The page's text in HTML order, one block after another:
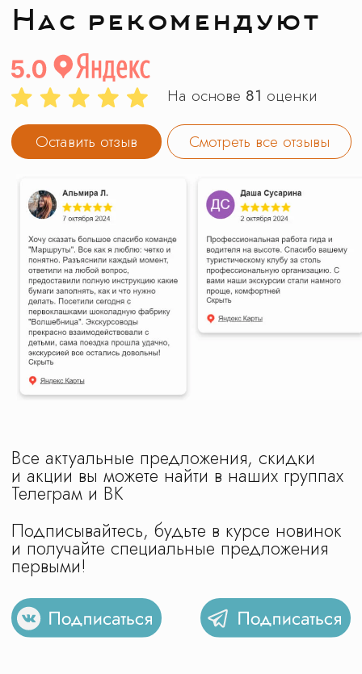
Обращаем ваше внимание на то, что вся
представленная на сайте информация носит
публичной офертой определяемой
положениями Статьи 437(2) Гражданского
кодекса Российской Федерации.
согласие на обработку файлов cookie,
пользовательских данных в целях
функционирования сайта. Если вы не хотите,
чтобы ваши данные обрабатывались, покиньте
сайт.
ООО КЛУБ ПУТЕШЕСТВИЙ «МАРШРУТЫ»
Российская Федерация, 140 000,
МОСКОВСКАЯ ОБЛ, Г ЛЮБЕРЦЫ,
УЛ КОТЕЛЬНИЧЕСКАЯ, дом 18, КОМ 14
ИНН: 5 027 309 388 / КПП: 502 701 001 /
Реестровый номер туроператора: В031-00161-
77/01529540
Политика обработки персональных данных
Design by IFS
На сайте использованы изображения с
платных фотостоков c лицензией на
коммерческое использование: ru.freepik.com,
unsplash.com, shutterstock.com, canva.com, а
также с сайтов партнеров по документальному
разрешению на использование
интеллектуальной собственностью. Также на
сайте используется материал
сгенерированный в нейросети с правом
коммерческого использования
Заказ трансфера
Создание экскурсий на вашей площадке
5 класс
10 класс